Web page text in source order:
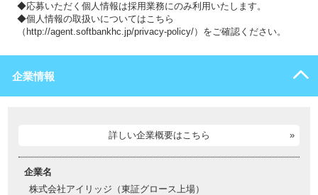
◆応募いただく個人情報は採用業務にのみ利用いたします。
◆個人情報の取扱いについてはこちら
（http://agent.softbankhc.jp/privacy-policy/）をご確認ください。
企業情報
詳しい企業概要はこちら
企業名
株式会社アイリッジ（東証グロース上場）